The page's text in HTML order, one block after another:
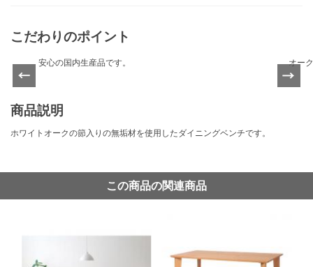
こだわりのポイント
Previ
ous
安心の国内生産品です。 オー
Next
商品説明
ホワイトオークの節入りの無垢材を使用したダイニングベンチです。
この商品の関連商品